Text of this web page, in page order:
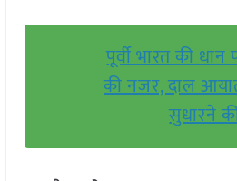
पूर्वी भारत की
की नजर, दाल
सुधारने